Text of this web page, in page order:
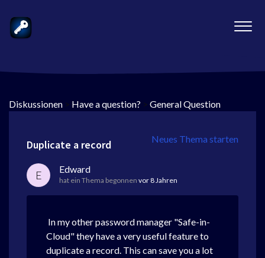
Diskussionen > Have a question? > General Question
Neues Thema starten
Duplicate a record
E Edward
hat ein Thema begonnen vor 8 Jahren
In my other password manager "Safe-in-
Cloud" they have a very useful feature to
duplicate a record. This can save you a lot